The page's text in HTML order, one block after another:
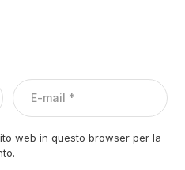
web in questo browser per la